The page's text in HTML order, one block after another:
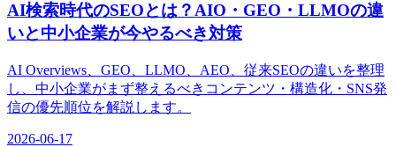
AI検索時代のSEOとは？AIO・GEO・LLMOの違
いと中小企業が今やるべき対策
AI Overviews、GEO、LLMO、AEO、従来SEOの違いを整理
し、中小企業がまず整えるべきコンテンツ・構造化・SNS発
信の優先順位を解説します。
2026-06-17